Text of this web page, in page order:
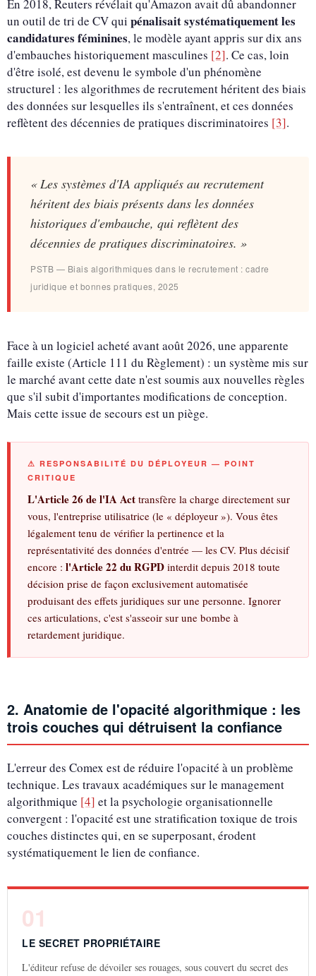
En 2018, Reuters révélait qu'Amazon avait dû abandonner
un outil de tri de CV qui pénalisait systématiquement les
candidatures féminines, le modèle ayant appris sur dix ans
d'embauches historiquement masculines [2]. Ce cas, loin
d'être isolé, est devenu le symbole d'un phénomène
structurel : les algorithmes de recrutement héritent des biais
des données sur lesquelles ils s'entraînent, et ces données
reflètent des décennies de pratiques discriminatoires [3].
« Les systèmes d'IA appliqués au recrutement
héritent des biais présents dans les données
historiques d'embauche, qui reflètent des
décennies de pratiques discriminatoires. »
PSTB — Biais algorithmiques dans le recrutement : cadre
juridique et bonnes pratiques, 2025
Face à un logiciel acheté avant août 2026, une apparente
faille existe (Article 111 du Règlement) : un système mis sur
le marché avant cette date n'est soumis aux nouvelles règles
que s'il subit d'importantes modifications de conception.
Mais cette issue de secours est un piège.
⚠ RESPONSABILITÉ DU DÉPLOYEUR — POINT
CRITIQUE
L'Article 26 de l'IA Act transfère la charge directement sur
vous, l'entreprise utilisatrice (le « déployeur »). Vous êtes
légalement tenu de vérifier la pertinence et la
représentativité des données d'entrée — les CV. Plus décisif
encore : l'Article 22 du RGPD interdit depuis 2018 toute
décision prise de façon exclusivement automatisée
produisant des effets juridiques sur une personne. Ignorer
ces articulations, c'est s'asseoir sur une bombe à
retardement juridique.
2. Anatomie de l'opacité algorithmique : les
trois couches qui détruisent la confiance
L'erreur des Comex est de réduire l'opacité à un problème
technique. Les travaux académiques sur le management
algorithmique [4] et la psychologie organisationnelle
convergent : l'opacité est une stratification toxique de trois
couches distinctes qui, en se superposant, érodent
systématiquement le lien de confiance.
01
LE SECRET PROPRIÉTAIRE
L'éditeur refuse de dévoiler ses rouages, sous couvert du secret des